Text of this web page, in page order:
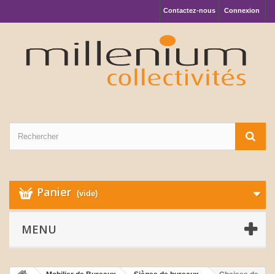
Connexion
Contactez-nous
Panier (vide)
MENU